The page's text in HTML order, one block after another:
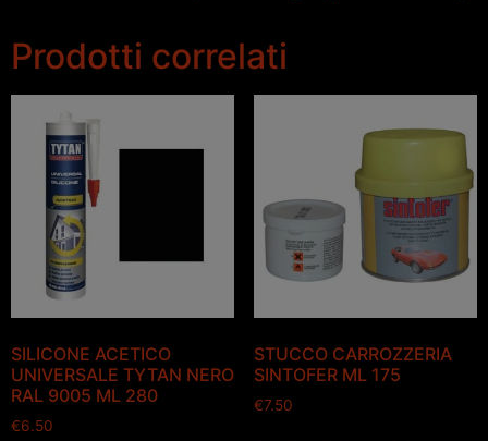
Prodotti correlati
SILICONE ACETICO
UNIVERSALE TYTAN NERO
RAL 9005 ML 280
€6.50
STUCCO CARROZZERIA
SINTOFER ML 175
€7.50